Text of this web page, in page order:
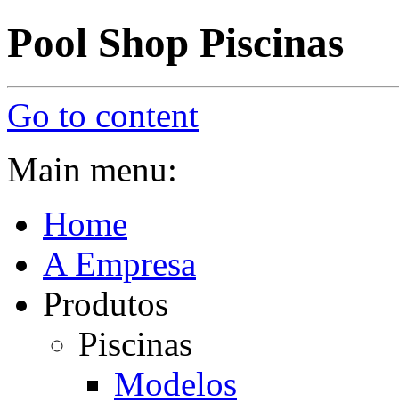
Pool Shop Piscinas
Go to content
Main menu:
Home
A Empresa
Produtos
Piscinas
Modelos